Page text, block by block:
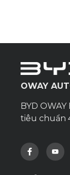
OWAY
BYD
tiêu chuẩn